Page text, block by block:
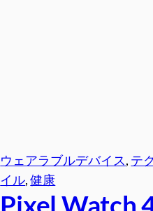
ウェアラブルデバイス, テ
イル, 健康
Pixel Watch